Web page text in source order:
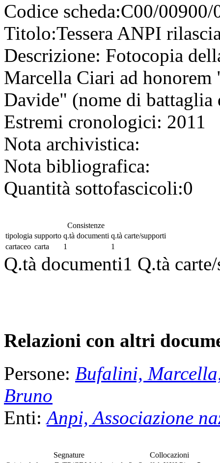
Codice scheda:C00/00900/
Titolo:Tessera ANPI
Descrizione: Fotocopia
Marcella Ciari ad
Davide" (nome di
Estremi cronologici: 2011
Nota archivistica:
Nota bibliografica:
Quantità sottofascicoli:0
Consistenze
tipologia supporto q.tà documenti q.tà carte/supporti
cartaceo carta 1 1
Q.tà documenti1 Q.tà
Relazioni con altri
Persone: Bufalini,
Bruno
Enti: Anpi, Associazione
Segnature
Collocazioni